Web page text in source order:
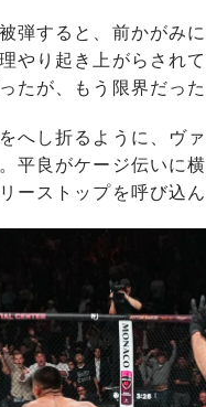
弾すると、前かがみ
やり起き上がらされ
たが、もう限界だった
へし折るように、ヴ
平良がケージ伝いに
ーストップを呼び込ん